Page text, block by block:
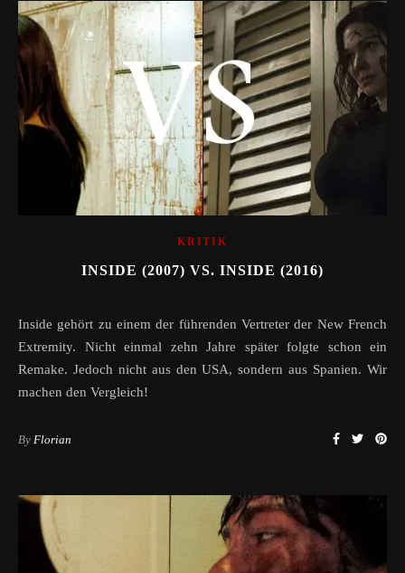
KRITIK
INSIDE (2007) VS. INSIDE (2016)
Inside gehört zu einem der führenden Vertreter der New French
Extremity. Nicht einmal zehn Jahre später folgte schon ein
Remake. Jedoch nicht aus den USA, sondern aus Spanien. Wir
machen den Vergleich!
By Florian